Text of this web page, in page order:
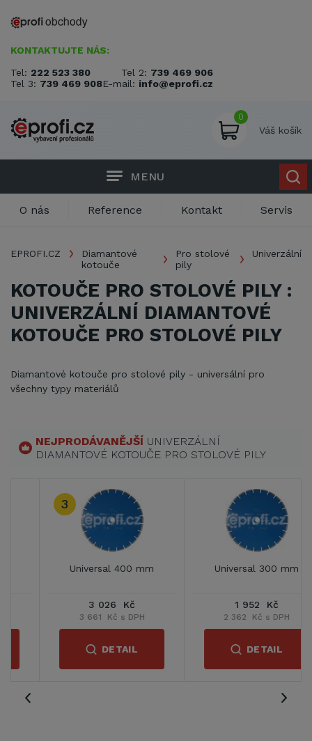
KONTAKTUJTE NÁS:
Tel: 222 523 380 Tel 2: 739 469 906
Tel 3: 739 469 908E-mail: info@eprofi.cz
0
Váš košík
MENU
O nás Reference Kontakt Servis
EPROFI.CZ
Diamantové
kotouče
Pro stolové
pily
Univerzální
KOTOUČE PRO STOLOVÉ PILY :
UNIVERZÁLNÍ DIAMANTOVÉ
KOTOUČE PRO STOLOVÉ PILY
Diamantové kotouče pro stolové pily - universální pro
všechny typy materiálů
NEJPRODÁVANĚJŠÍ UNIVERZÁLNÍ
DIAMANTOVÉ KOTOUČE PRO STOLOVÉ PILY
Universal 400 mm
3 026 Kč
3 661 Kč s DPH
DETAIL
Universal 300 mm
1 952 Kč
2 362 Kč s DPH
DETAIL